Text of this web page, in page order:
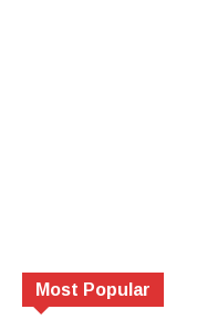
Most Popular